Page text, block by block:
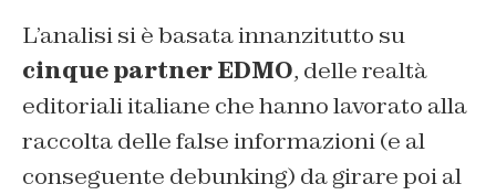
L’analisi si è basata innanzitutto su
cinque partner EDMO, delle realtà
editoriali italiane che hanno lavorato alla
raccolta delle false informazioni (e al
conseguente debunking) da girare poi al